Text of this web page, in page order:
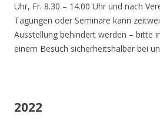
Uhr, Fr. 8.30 – 14.00 Uhr und nach
Tagungen oder Seminare kann
Ausstellung behindert werden – bitte
einem Besuch sicherheitshalber bei
2022